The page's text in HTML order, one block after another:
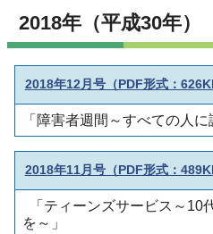
2018年（平成30年）
2018年12月号（PDF形式：
「障害者週間～すべての人に
2018年11月号（PDF形式：
「ティーンズサービス～10
を～」